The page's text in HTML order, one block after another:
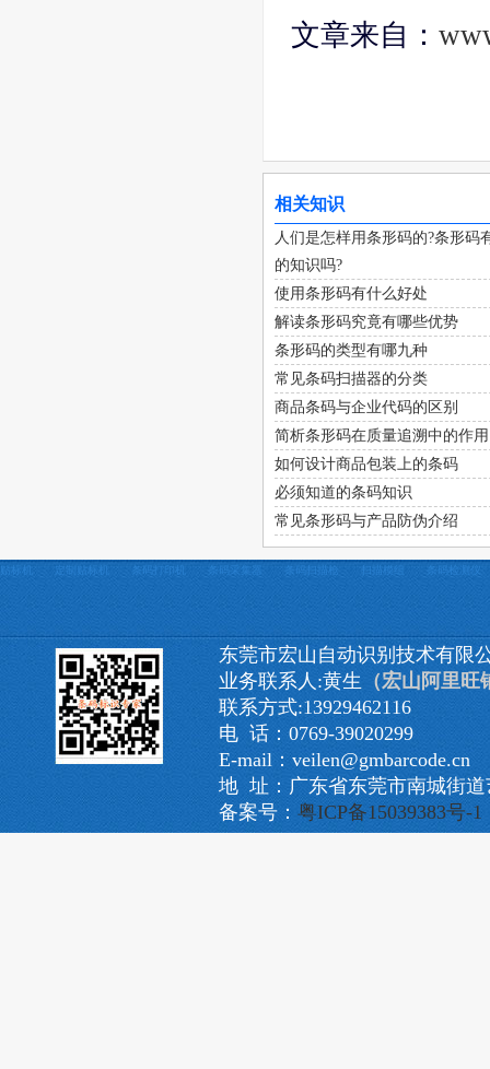
文章来自：
相关知识
人们是怎样用条形码的?条形码
的知识吗?
使用条形码有什么好处
解读条形码究竟有哪些优势
条形码的类型有哪九种
常见条码扫描器的分类
商品条码与企业代码的区别
简析条形码在质量追溯中的作用
如何设计商品包装上的条码
必须知道的条码知识
常见条形码与产品防伪介绍
贴标机 定制贴标机 条码打印机 条码采集器 条码扫描枪 扫描模组 条码检测仪
东莞市宏山自动识别技术有限
业务联系人:黄生 （宏山阿里旺
联系方式:13929462116
电 话：0769-39020299
E-mail：veilen@gmbarcode.cn
地 址：广东省东莞市南城街
备案号： 粤ICP备15039383号-1